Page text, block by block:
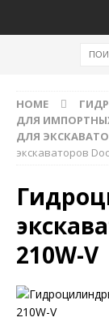
HOME
ДЛЯ
ДЛЯ
экскаваторов
210W-V